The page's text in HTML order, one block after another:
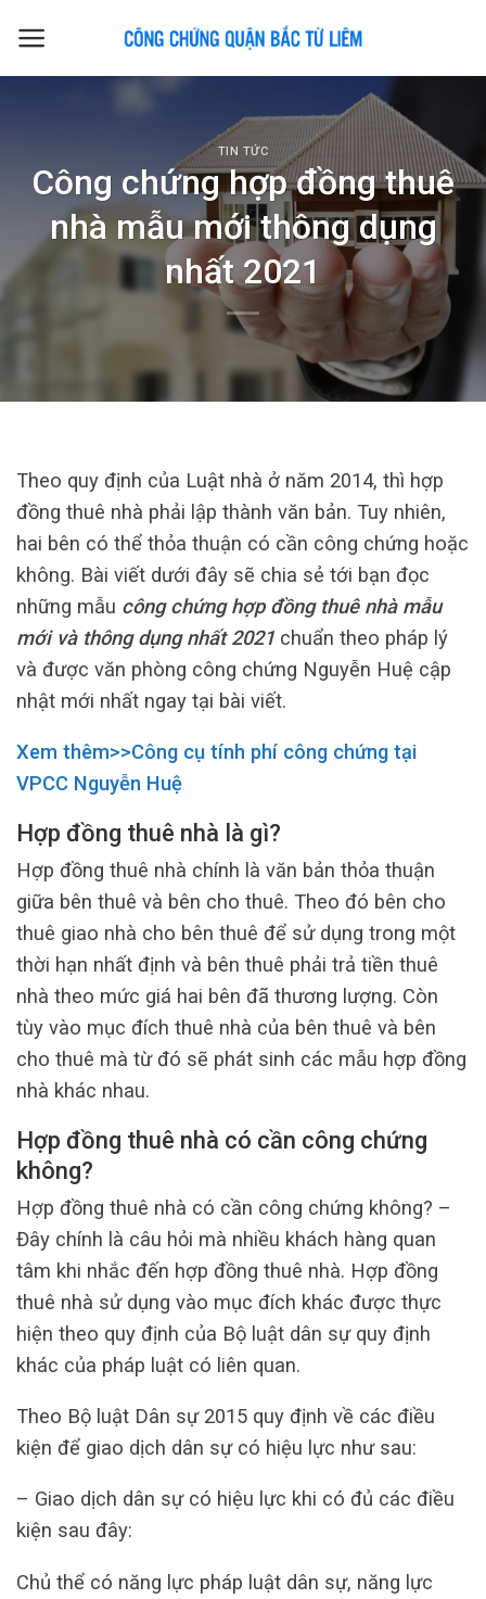
TIN TỨC
Công chứng hợp đồng thuê
nhà mẫu mới thông dụng
nhất 2021
Theo quy định của Luật nhà ở năm 2014, thì hợp
đồng thuê nhà phải lập thành văn bản. Tuy nhiên,
hai bên có thể thỏa thuận có cần công chứng hoặc
không. Bài viết dưới đây sẽ chia sẻ tới bạn đọc
những mẫu công chứng hợp đồng thuê nhà mẫu
mới và thông dụng nhất 2021 chuẩn theo pháp lý
và được văn phòng công chứng Nguyễn Huệ cập
nhật mới nhất ngay tại bài viết.
Xem thêm>>Công cụ tính phí công chứng tại
VPCC Nguyễn Huệ
Hợp đồng thuê nhà là gì?
Hợp đồng thuê nhà chính là văn bản thỏa thuận
giữa bên thuê và bên cho thuê. Theo đó bên cho
thuê giao nhà cho bên thuê để sử dụng trong một
thời hạn nhất định và bên thuê phải trả tiền thuê
nhà theo mức giá hai bên đã thương lượng. Còn
tùy vào mục đích thuê nhà của bên thuê và bên
cho thuê mà từ đó sẽ phát sinh các mẫu hợp đồng
nhà khác nhau.
Hợp đồng thuê nhà có cần công chứng
không?
Hợp đồng thuê nhà có cần công chứng không? –
Đây chính là câu hỏi mà nhiều khách hàng quan
tâm khi nhắc đến hợp đồng thuê nhà. Hợp đồng
thuê nhà sử dụng vào mục đích khác được thực
hiện theo quy định của Bộ luật dân sự quy định
khác của pháp luật có liên quan.
Theo Bộ luật Dân sự 2015 quy định về các điều
kiện để giao dịch dân sự có hiệu lực như sau:
– Giao dịch dân sự có hiệu lực khi có đủ các điều
kiện sau đây:
Chủ thể có năng lực pháp luật dân sự, năng lực